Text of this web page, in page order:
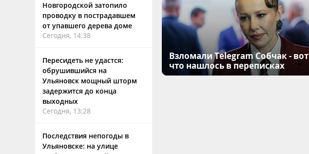
Новгородской затопило
проводку в пострадавшем
от упавшего дерева доме
Сегодня, 14:38
Пересидеть не удастся:
обрушившийся на
Ульяновск мощный шторм
задержится до конца
выходных
Сегодня, 13:28
Последствия непогоды в
Ульяновске: на улице
Взломали Telegram Собчак - вот
что нашлось в переписках